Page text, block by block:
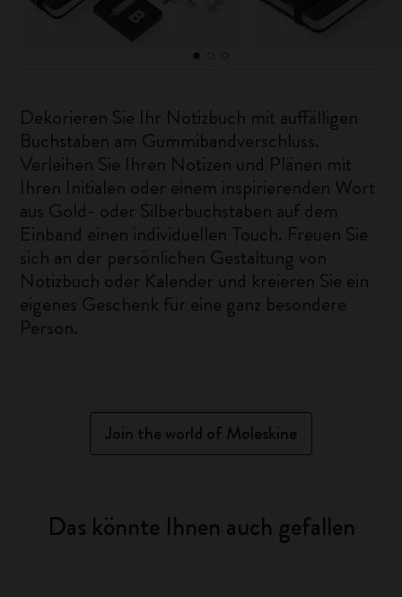
Dekorieren Sie Ihr Notizbuch mit auffälligen
Buchstaben am Gummibandverschluss.
Verleihen Sie Ihren Notizen und Plänen mit
Ihren Initialen oder einem inspirierenden Wort
aus Gold- oder Silberbuchstaben auf dem
Einband einen individuellen Touch. Freuen Sie
sich an der persönlichen Gestaltung von
Notizbuch oder Kalender und kreieren Sie ein
eigenes Geschenk für eine ganz besondere
Person.
Join the world of Moleskine
Das könnte Ihnen auch gefallen